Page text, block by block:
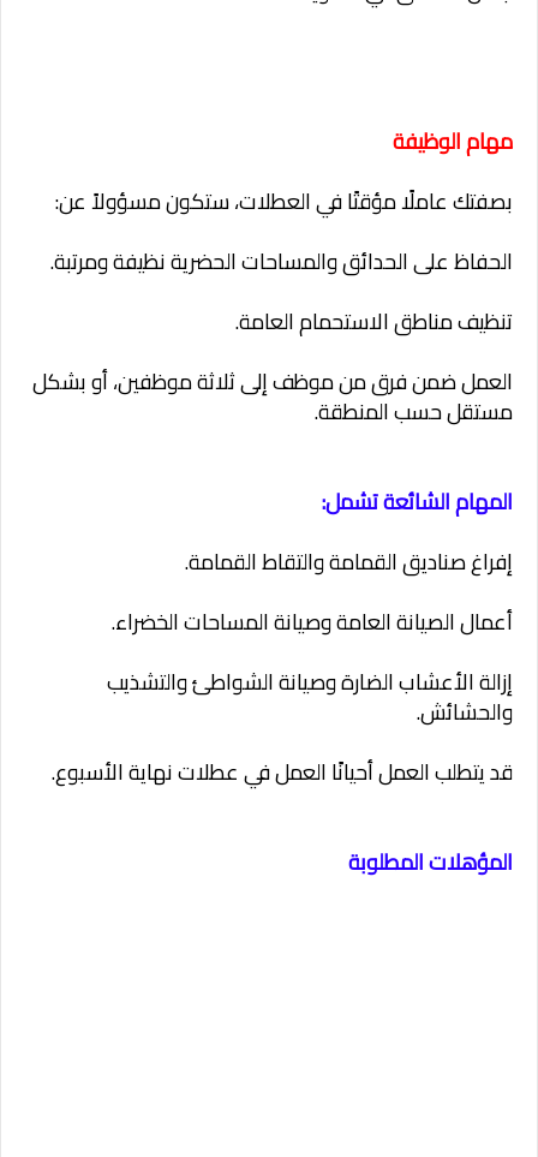
مهام الوظيفة
بصفتك عاملًا مؤقتًا في العطلات، ستكون مسؤولاً عن:
الحفاظ على الحدائق والمساحات الحضرية نظيفة ومرتبة.
تنظيف مناطق الاستحمام العامة.
العمل ضمن فرق من موظف إلى ثلاثة موظفين، أو بشكل
مستقل حسب المنطقة.
المهام الشائعة تشمل:
إفراغ صناديق القمامة والتقاط القمامة.
أعمال الصيانة العامة وصيانة المساحات الخضراء.
إزالة الأعشاب الضارة وصيانة الشواطئ والتشذيب
والحشائش.
قد يتطلب العمل أحيانًا العمل في عطلات نهاية الأسبوع.
المؤهلات المطلوبة